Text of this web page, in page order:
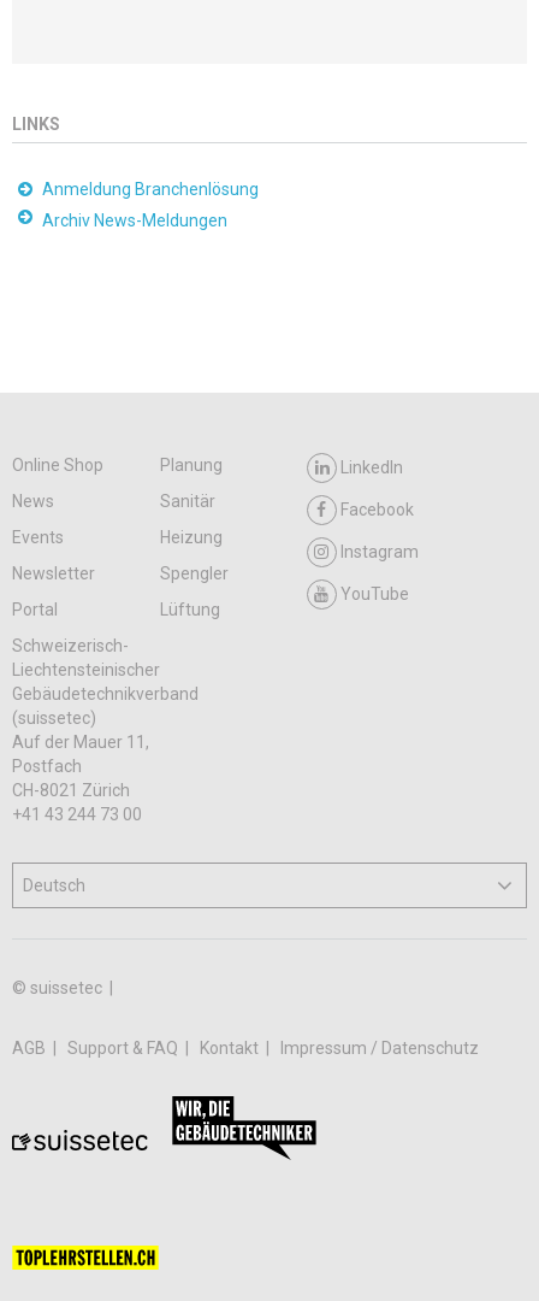
LINKS
Anmeldung Branchenlösung
Archiv News-Meldungen
Online Shop
Planung
News
Sanitär
Events
Heizung
Newsletter
Spengler
Portal
Lüftung
LinkedIn
Facebook
Instagram
YouTube
Schweizerisch-
Liechtensteinischer
Gebäudetechnikverband
(suissetec)
Auf der Mauer 11,
Postfach
CH-8021 Zürich
+41 43 244 73 00
© suissetec |
AGB Support & FAQ Kontakt Impressum / Datenschutz